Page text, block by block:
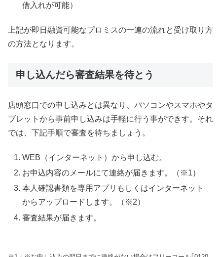
借入れが可能）
上記が即日融資可能なプロミスの一連の流れと受け取り方
の方法となります。
申し込んだら審査結果を待とう
店頭窓口での申し込みとは異なり、パソコンやスマホやタ
ブレットから事前申し込みは手軽に行う事ができす。それ
では、下記手順で審査を待ちましょう。
WEB（インターネット）から申し込む。
お申込内容のメールにて連絡が届きます。（※1）
本人確認書類を専用アプリもしくはインターネット
からアップロードします。（※2）
審査結果が届きます。